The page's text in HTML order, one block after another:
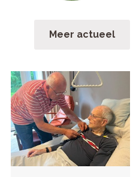
Meer actueel